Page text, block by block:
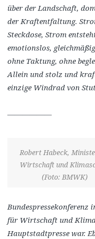
über der Landschaft,
der Kraftentfaltung.
Steckdose, Strom
emotionslos,
ohne Taktung, ohne
Allein und stolz und
einzige Windrad von
——————
Robert Habeck,
Wirtschaft und
(Foto: BMWK)
Bundespressekonferenz
für Wirtschaft und
Hauptstadtpresse war.